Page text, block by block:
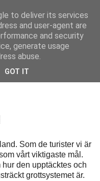
andra tankar om livet
Som de turister vi är
vårt viktigaste mål.
den upptäcktes och
grottsystemet är.
to deliver its services
and user-agent are
and security
generate usage
abuse.
GOT IT